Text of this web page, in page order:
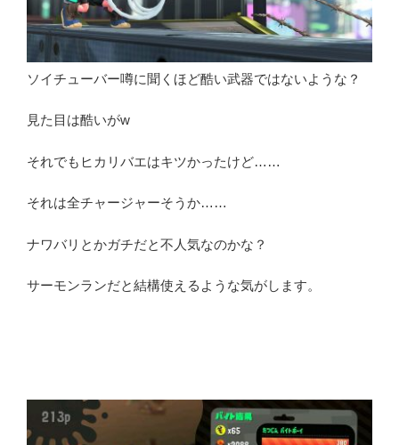
ソイチューバー噂に聞くほど酷い武器ではないような？
見た目は酷いがw
それでもヒカリバエはキツかったけど……
それは全チャージャーそうか……
ナワバリとかガチだと不人気なのかな？
サーモンランだと結構使えるような気がします。